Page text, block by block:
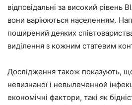
відповідальні за високий рівень
вони варіюються населенням.
поширений деяких
виділення з кожним статевим
Дослідження також показують, що
невизнаної і невылеченной
економічні фактори, такі як